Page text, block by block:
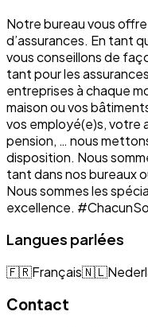
Notre bureau vous
d’assurances. En tant
vous conseillons de
tant pour les
entreprises à chaque
maison ou vos
vos employé(e)s, votre
pension, … nous
disposition. Nous
tant dans nos bureaux
Nous sommes les
excellence.
Langues parlées
🇫🇷Français🇳🇱
Contact